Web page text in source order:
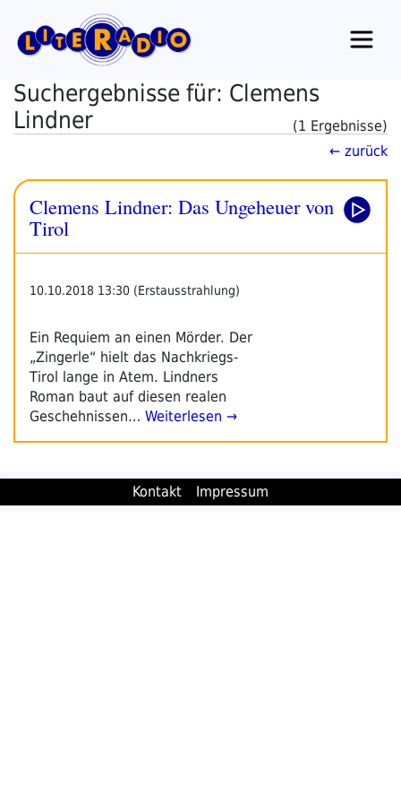
Inhalt
springen
Suchergebnisse für: Clemens
Lindner
(1 Ergebnisse)
← zurück
Clemens Lindner: Das Ungeheuer von
Tirol
10.10.2018 13:30 (Erstausstrahlung)
Ein Requiem an einen Mörder. Der
„Zingerle“ hielt das Nachkriegs-
Tirol lange in Atem. Lindners
Roman baut auf diesen realen
Geschehnissen… Weiterlesen →
Kontakt Impressum